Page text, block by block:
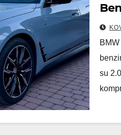
su